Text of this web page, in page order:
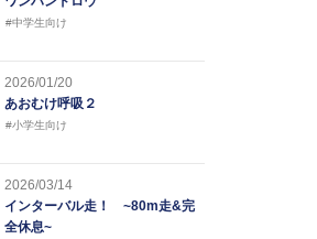
#中学生向け
2026/01/20
あおむけ呼吸２
#小学生向け
2026/03/14
インターバル走！ ~80m走&完
全休息~